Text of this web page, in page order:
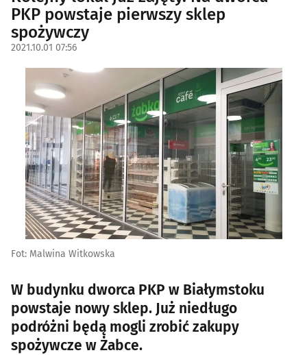
PKP powstaje pierwszy sklep
spożywczy
2021.10.01 07:56
Fot: Malwina Witkowska
W budynku dworca PKP w Białymstoku
powstaje nowy sklep. Już niedługo
podróżni będą mogli zrobić zakupy
spożywcze w Żabce.